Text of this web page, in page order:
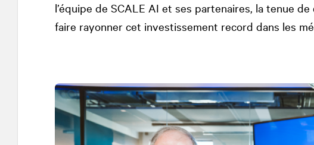
l’équipe de SCALE AI et ses partenaires, la tenue
faire rayonner cet investissement record dans les